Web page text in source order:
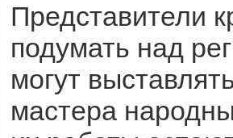
Представители
подумать над
могут
мастера